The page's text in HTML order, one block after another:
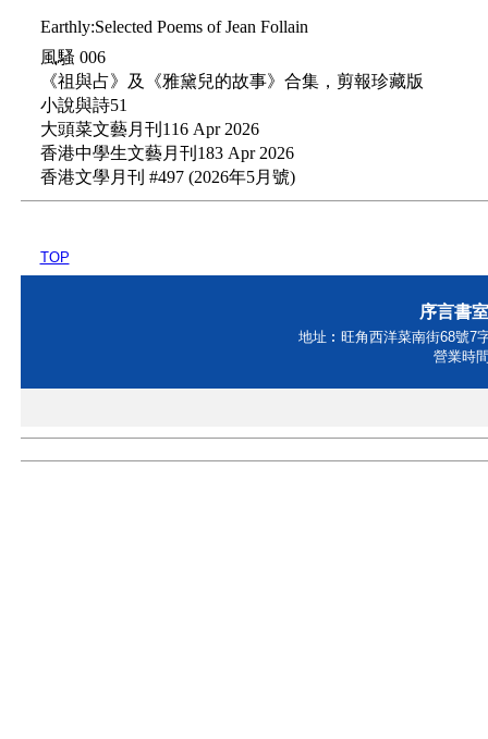
Earthly:Selected Poems of Jean Follain
風騷 006
《祖與占》及《雅黛兒的故事》合集，剪報珍藏版
小說與詩51
大頭菜文藝月刊116 Apr 2026
香港中學生文藝月刊183 Apr 2026
香港文學月刊 #497 (2026年5月號)
TOP
序言書
地址︰旺角西洋菜南街68號7
營業時